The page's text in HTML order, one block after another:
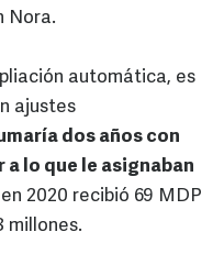
Nora.
automática, es
ajustes
dos años con
lo que le asignaban
2020 recibió 69 MDP
millones.